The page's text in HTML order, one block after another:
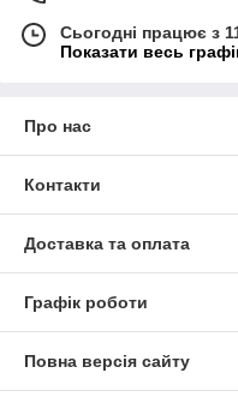
Сьогодні працює з
Показати весь
Про нас
Контакти
Доставка та оплата
Графік роботи
Повна версія сайту